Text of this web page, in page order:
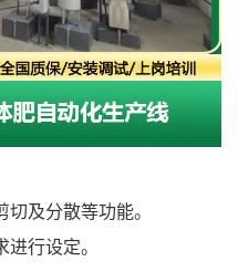
及分散等功能。
行设定。